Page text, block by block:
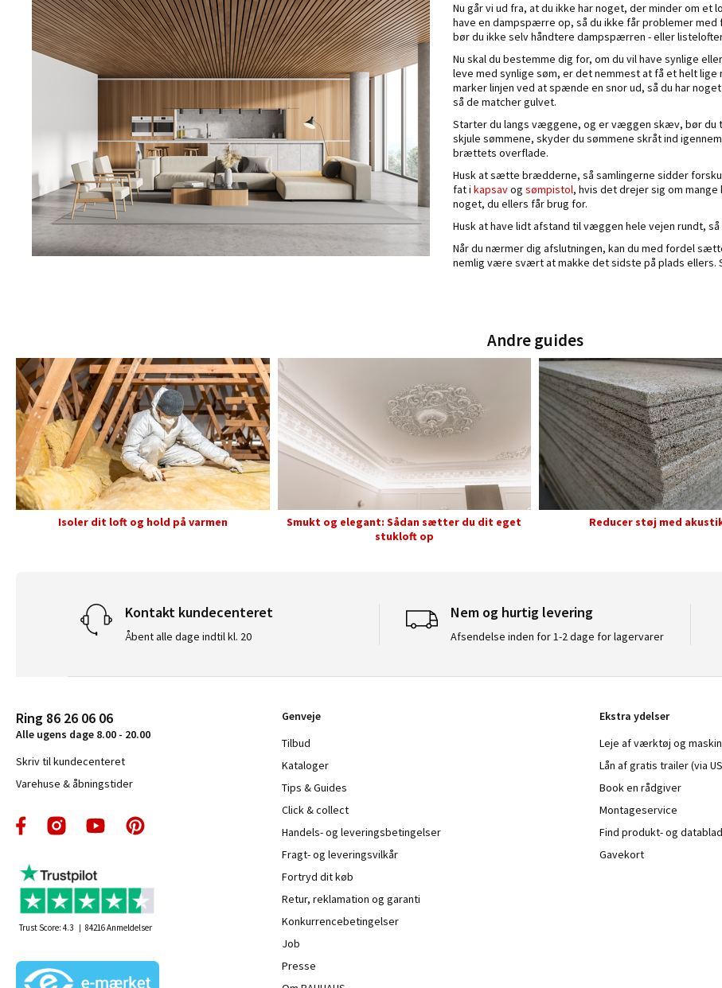
Nu går vi ud fra, at du ikke har noget, der minder om et
have en dampspærre op, så du ikke får problemer
bør du ikke selv håndtere dampspærren - eller
Nu skal du bestemme dig for, om du vil have synlige
leve med synlige søm, er det nemmest at få et helt
marker linjen ved at spænde en snor ud, så du har
så de matcher gulvet.
Starter du langs væggene, og er væggen skæv, bør
skjule sømmene, skyder du sømmene skråt ind
brættets overflade.
Husk at sætte brædderne, så samlingerne sidder
fat ikapsavogsømpistol, hvis det drejer sig om
noget, du ellers får brug for.
Husk at have lidt afstand til væggen hele vejen rundt,
Når du nærmer dig afslutningen, kan du med fordel
nemlig være svært at makke det sidste på plads ellers.
Andre guides
Isoler dit loft og hold på varmen
Smukt og elegant: Sådan sætter du dit eget
stukloft op
Reducer støj med
Kontakt kundecenteret
Åbent alle dage indtil kl. 20
Nem og hurtig levering
Afsendelse inden for 1-2 dage for lagervarer
Ring 86 26 06 06
Alle ugens dage 8.00 - 20.00
Skriv til kundecenteret
Varehuse & åbningstider
Trust Score: 4.3 84216Anmeldelser
Genveje
Tilbud
Kataloger
Tips & Guides
Click & collect
Handels- og leveringsbetingelser
Fragt- og leveringsvilkår
Fortryd dit køb
Retur, reklamation og garanti
Konkurrencebetingelser
Job
Presse
Ekstra ydelser
Leje af værktøj og
Lån af gratis trailer (via
Book en rådgiver
Montageservice
Find produkt- og
Gavekort